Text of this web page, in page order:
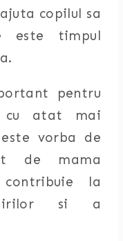
copilul sa
este timpul
pentru
cu atat mai
vorba de
de mama
la
si a